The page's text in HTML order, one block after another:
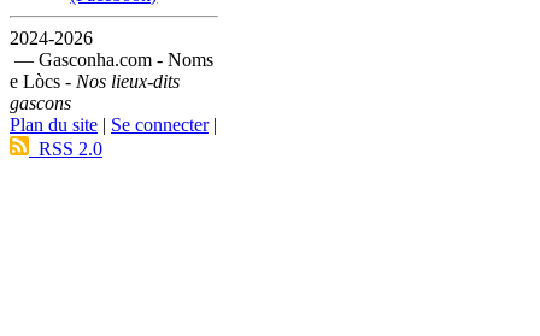
2024-2026
— Gasconha.com - Noms
e Lòcs - Nos lieux-dits
gascons
Plan du site | Se connecter|
RSS 2.0